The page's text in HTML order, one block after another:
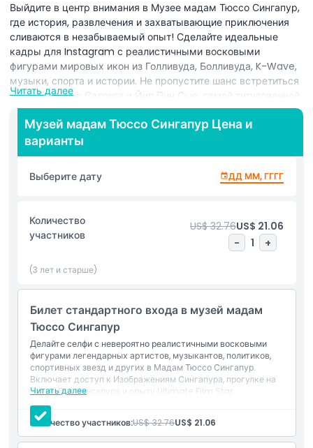
Выйдите в центр внимания в Музее мадам Тюссо Сингапур,
где история, развлечения и захватывающие приключения
сливаются в незабываемый опыт! Сделайте идеальные
кадры для Instagram с реалистичными восковыми
фигурами мировых икон из Голливуда, Болливуда, K-Wave,
музыки, спорта и истории. Не пропустите шанс встретиться
с Зендаей, Леа Салонга и Йип Пин Сью, самой титулованной
паралимпийской пловчихой Сингапура, а также со многими
другими легендами и суперзвездами. Испытайте восторг на
аттракционе Marvel Universe 4D, где герои, такие как
Железный человек и Человек-паук, «вырываются» с экрана
в зрелищном мультисенсорном шоу. Исследуйте зоны
Болливуда и Голливуда, проверьте свою звездную силу в
листерами в наших эксклюзивных зонах. Откройте для себя
недавно запущенный проект Images of Singapore —
экскурсию с гидом по богатой истории страны глазами
прогулочный катер Spirit of Singapore и проплывите через
тропический сад, наполненный духом Сингапура.
Coaster Singapore — самым высоким VR-американским
горкам в мире, мчащимся мимо знакового горизонта
Марина-Бэй. Независимо от того, любите ли вы поп-
культуру или местное наследие, Музей мадам Тюссо
Сингапур предлагает лучшее семейное развлечение.
Забронируйте билеты сегодня!
Основные моменты
Читать далее
Музей мадам Тюссо Сингапур Цена и
варианты
Выберите дату ДД ММ, ГГГГ
Количество
участников
US$ 32.76US$ 21.06
-
1 +
(3 лет и старше)
Билет стандартного входа в музей мадам
Тюссо Сингапур
Делайте селфи с невероятно реалистичными восковыми
фигурами легендарных артистов, музыкантов, политиков,
спортивных звезд и других в Мадам Тюссо Сингапур.
Включает доступ к Изображениям Сингапура, прогулке на
лодке Дух Сингапура и опыту Ultimate Film Star.
Читать далее
Включено
Вход в Мадам Тюссо Сингапур с доступом ко всем
зонам с восковыми фигурами
Исторический опыт Изображения Сингапура
Количество участников:US$ 32.76US$ 21.06